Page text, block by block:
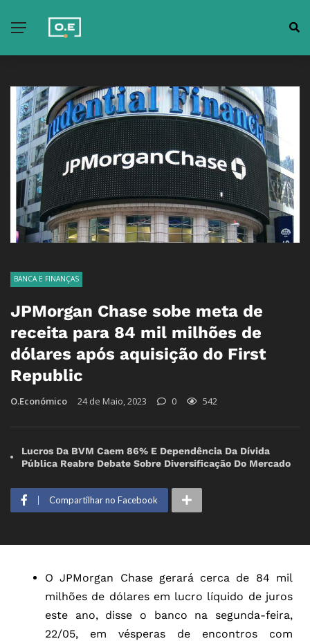
BANCA E FINANÇAS
JPMorgan Chase sobe meta de
receita para 84 mil milhões de
dólares após aquisição do First
Republic
O.Económico 24 de Maio, 2023 0 542
Lucros Da BVM Caem 86% E Dependência Da Dívida
Pública Reabre Debate Sobre Diversificação Do Mercado
Compartilhar no Facebook
O JPMorgan Chase gerará cerca de 84 mil
milhões de dólares em lucro líquido de juros
este ano, disse o banco na segunda-feira,
22/05, em vésperas de encontros com